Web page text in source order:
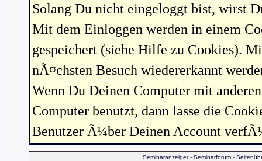
Solang Du nicht eingeloggt bist, wirst
Mit dem Einloggen werden in einem
gespeichert (siehe Hilfe zu Cookies).
nÃ¤chsten Besuch wiedererkannt
Wenn Du Deinen Computer mit
Computer benutzt, dann lasse die
Benutzer Ã¼ber Deinen Account
Seminaranzeiger- Seminarforum-